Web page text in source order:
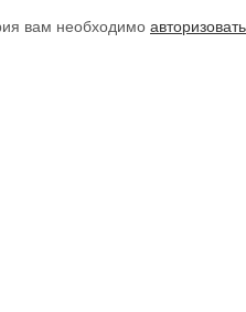
вам необходимо